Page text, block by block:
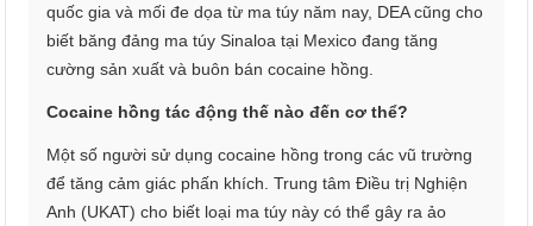
quốc gia và mối đe dọa từ ma túy năm nay, DEA cũng cho
biết băng đảng ma túy Sinaloa tại Mexico đang tăng
cường sản xuất và buôn bán cocaine hồng.
Cocaine hồng tác động thế nào đến cơ thể?
Một số người sử dụng cocaine hồng trong các vũ trường
để tăng cảm giác phấn khích. Trung tâm Điều trị Nghiện
Anh (UKAT) cho biết loại ma túy này có thể gây ra ảo